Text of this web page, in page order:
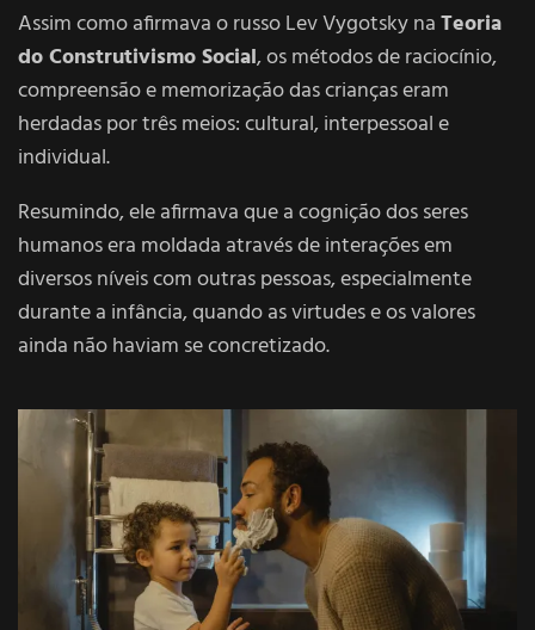
Assim como afirmava o russo Lev Vygotsky naTeoria
do Construtivismo Social, os métodos de raciocínio,
compreensão e memorização das crianças eram
herdadas por três meios: cultural, interpessoal e
individual.
Resumindo, ele afirmava que a cognição dos seres
humanos era moldada através de interações em
diversos níveis com outras pessoas, especialmente
durante a infância, quando as virtudes e os valores
ainda não haviam se concretizado.